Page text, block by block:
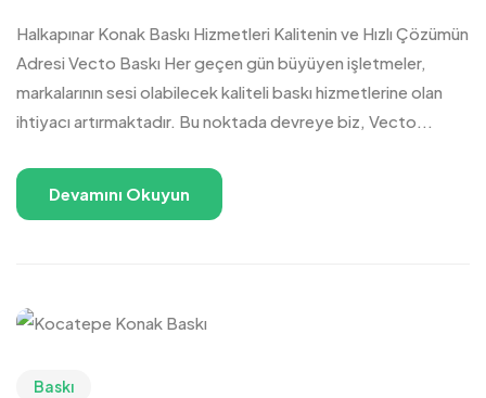
Halkapınar Konak Baskı Hizmetleri Kalitenin ve Hızlı Çözümün
Adresi Vecto Baskı Her geçen gün büyüyen işletmeler,
markalarının sesi olabilecek kaliteli baskı hizmetlerine olan
ihtiyacı artırmaktadır. Bu noktada devreye biz, Vecto...
Devamını Okuyun
Baskı